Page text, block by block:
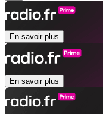
En savoir plus
En savoir plus